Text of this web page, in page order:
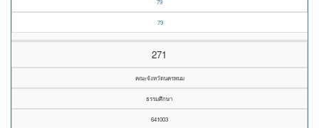
79
79
271
คณะจังหวัดนครพนม
ธรรมศึกษา
641003